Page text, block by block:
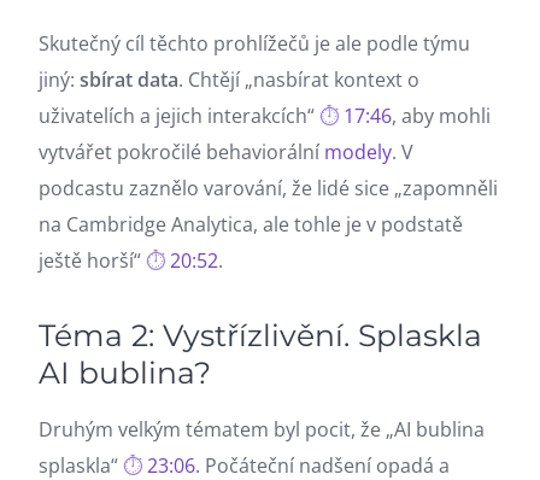
Skutečný cíl těchto prohlížečů je ale podle týmu
jiný: sbírat data. Chtějí „nasbírat kontext o
uživatelích a jejich interakcích“
17:46, aby mohli
vytvářet pokročilé behaviorální modely. V
podcastu zaznělo varování, že lidé sice „zapomněli
na Cambridge Analytica, ale tohle je v podstatě
ještě horší“
20:52.
Téma 2: Vystřízlivění. Splaskla
AI bublina?
Druhým velkým tématem byl pocit, že „AI bublina
splaskla“
23:06. Počáteční nadšení opadá a